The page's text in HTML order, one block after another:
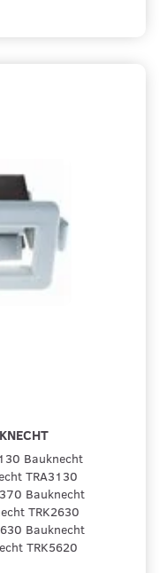
Bauknecht
TRA3130
Bauknecht
TRK2630
Bauknecht
TRK5620